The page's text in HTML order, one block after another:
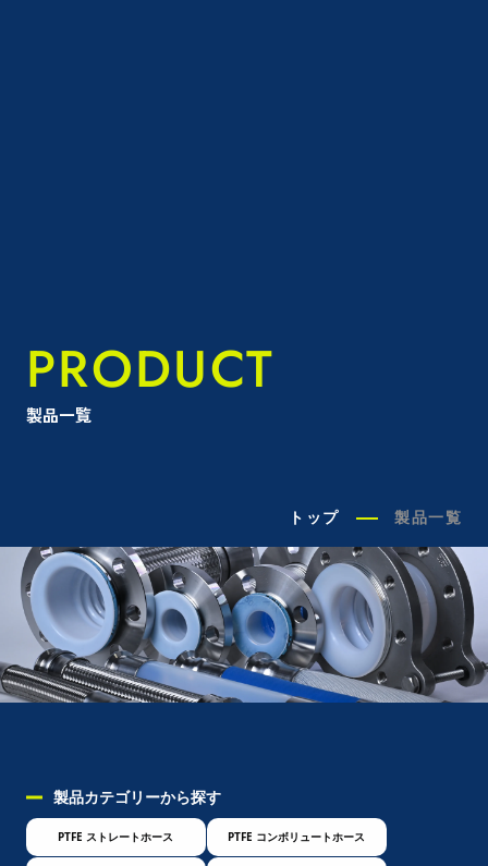
PRODUCT
製品一覧
トップ 製品一覧
製品カテゴリーから探す
PTFE ストレートホース PTFE コンボリュートホース